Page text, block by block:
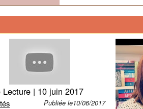
Lecture | 10 juin 2017
Publiée le10/06/2017